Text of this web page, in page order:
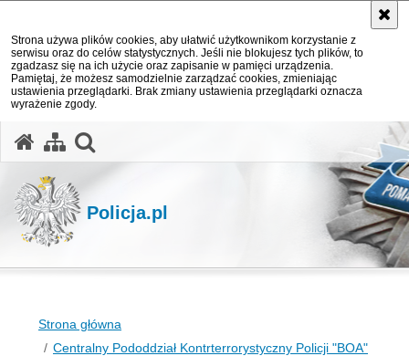
Strona używa plików cookies, aby ułatwić użytkownikom korzystanie z
serwisu oraz do celów statystycznych. Jeśli nie blokujesz tych plików, to
zgadzasz się na ich użycie oraz zapisanie w pamięci urządzenia.
Pamiętaj, że możesz samodzielnie zarządzać cookies, zmieniając
ustawienia przeglądarki. Brak zmiany ustawienia przeglądarki oznacza
wyrażenie zgody.
Policja.pl
Strona główna
Centralny Pododdział Kontrterrorystyczny Policji "BOA"